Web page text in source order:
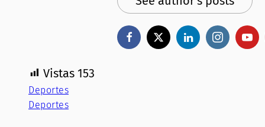
Vistas 153
Deportes
Deportes